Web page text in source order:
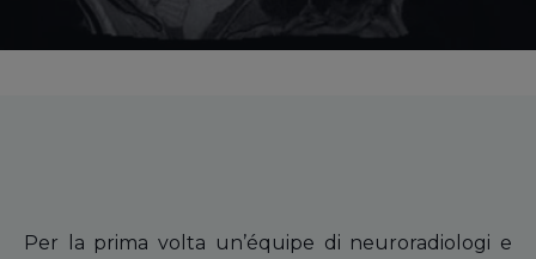
Per la prima volta un’équipe di neuroradiologi e